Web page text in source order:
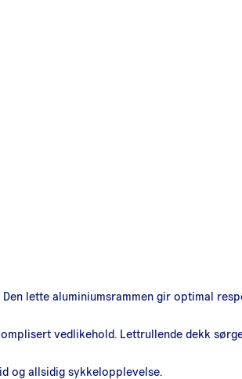
lette aluminiumsrammen gir optimal
vedlikehold. Lettrullende dekk
og allsidig sykkelopplevelse.